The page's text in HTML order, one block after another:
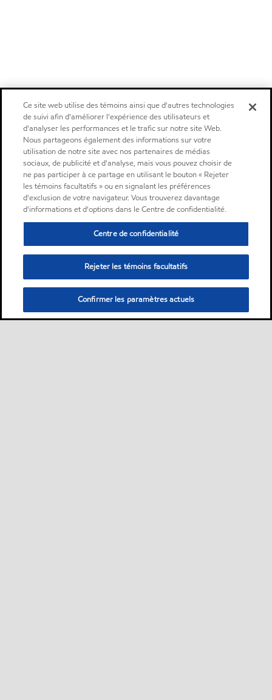
Ce site web utilise des témoins ainsi que d'autres technologies
de suivi afin d'améliorer l'expérience des utilisateurs et
d'analyser les performances et le trafic sur notre site Web.
Nous partageons également des informations sur votre
utilisation de notre site avec nos partenaires de médias
sociaux, de publicité et d'analyse, mais vous pouvez choisir de
ne pas participer à ce partage en utilisant le bouton « Rejeter
les témoins facultatifs » ou en signalant les préférences
d'exclusion de votre navigateur. Vous trouverez davantage
d'informations et d'options dans le Centre de confidentialité.
Centre de confidentialité
Rejeter les témoins facultatifs
Confirmer les paramètres actuels